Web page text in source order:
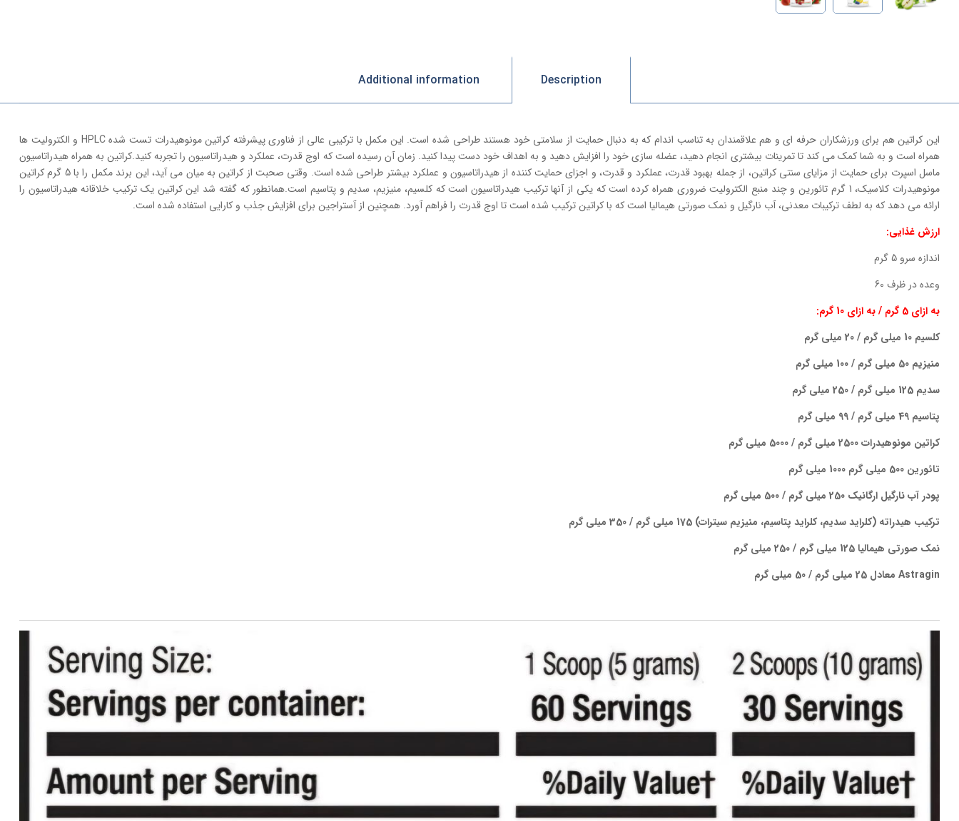
Description
Additional information
این کراتین هم برای ورزشکاران حرفه ای و هم علاقمندان به تناسب اندام که به دنبال حمایت از سلامتی خود هستند طراحی شده است. این مکمل با ترکیبی عالی از فناوری پیشرفته کراتین مونوهیدرات تست شده HPLC و الکترولیت ها
همراه است و به شما کمک می کند تا تمرینات بیشتری انجام دهید، عضله سازی خود را افزایش دهید و به اهداف خود دست پیدا کنید. زمان آن رسیده است که اوج قدرت، عملکرد و هیدراتاسیون را تجربه کنید.کراتین به همراه هیدراتاسیون
ماسل اسپرت برای حمایت از مزایای سنتی کراتین، از جمله بهبود قدرت، عملکرد و قدرت، و اجزای حمایت کننده از هیدراتاسیون و عملکرد بیشتر طراحی شده است. وقتی صحبت از کراتین به میان می آید، این برند مکمل را با 5 گرم کراتین
مونوهیدرات کلاسیک، 1 گرم تائورین و چند منبع الکترولیت ضروری همراه کرده است که یکی از آنها ترکیب هیدراتاسیون است که کلسیم، منیزیم، سدیم و پتاسیم است.همانطور که گفته شد این کراتین یک ترکیب خلاقانه هیدراتاسیون را
ارائه می دهد که به لطف ترکیبات معدنی، آب نارگیل و نمک صورتی هیمالیا است که با کراتین ترکیب شده است تا اوج قدرت را فراهم آورد. همچنین از آستراجین برای افزایش جذب و کارایی استفاده شده است.
ارزش غذایی:
اندازه سرو 5 گرم
وعده در ظرف 60
به ازای 5 گرم / به ازای 10 گرم:
کلسیم 10 میلی گرم / 20 میلی گرم
منیزیم 50 میلی گرم / 100 میلی گرم
سدیم 125 میلی گرم / 250 میلی گرم
پتاسیم 49 میلی گرم / 99 میلی گرم
کراتین مونوهیدرات 2500 میلی گرم / 5000 میلی گرم
تائورین 500 میلی گرم 1000 میلی گرم
پودر آب نارگیل ارگانیک 250 میلی گرم / 500 میلی گرم
ترکیب هیدراته (کلراید سدیم، کلراید پتاسیم، منیزیم سیترات) 175 میلی گرم / 350 میلی گرم
نمک صورتی هیمالیا 125 میلی گرم / 250 میلی گرم
Astragin معادل 25 میلی گرم / 50 میلی گرم